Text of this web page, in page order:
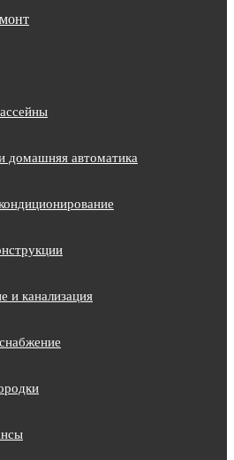
домашняя автоматика
и канализация